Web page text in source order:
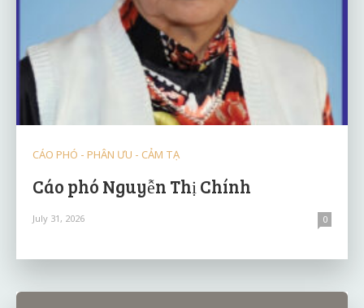
CÁO PHÓ - PHÂN ƯU - CẢM TẠ
Cáo phó Nguyễn Thị Chính
July 31, 2026 0